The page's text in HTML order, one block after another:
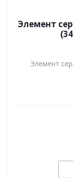
Элемент
Элемент